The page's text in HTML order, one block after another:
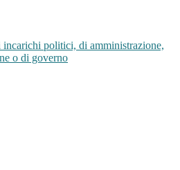
politici, di amministrazione,
o di governo